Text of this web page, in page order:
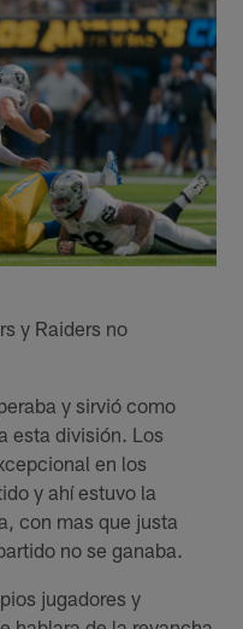
y Raiders no
y sirvió como
esta división. Los
en los
y ahí estuvo la
con mas que justa
no se ganaba.
jugadores y